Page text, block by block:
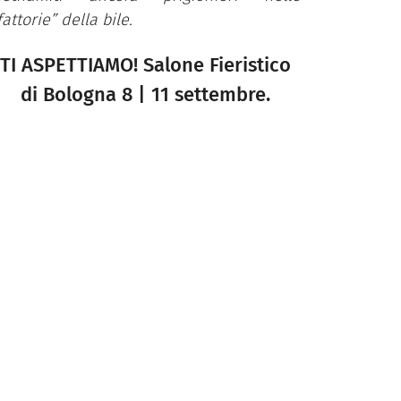
della bile.
TI ASPETTIAMO! Salone Fieristico
di Bologna 8 | 11 settembre.